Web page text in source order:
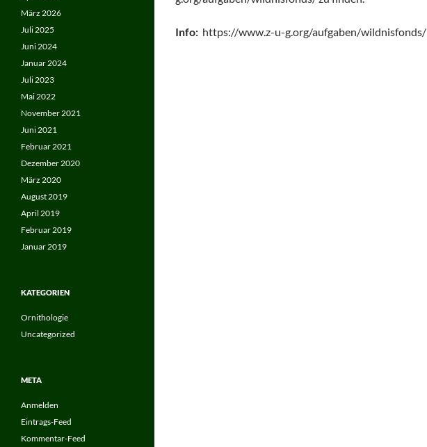
Info: https://www.z-u-g.org/aufgaben/wildnisfonds/
März 2026
Juli 2025
Juni 2024
Januar 2024
Juli 2023
Mai 2022
November 2021
Juni 2021
Februar 2021
Dezember 2020
März 2020
August 2019
April 2019
Februar 2019
Januar 2019
KATEGORIEN
Ornithologie
Uncategorized
META
Anmelden
Eintrags-Feed
Kommentar-Feed